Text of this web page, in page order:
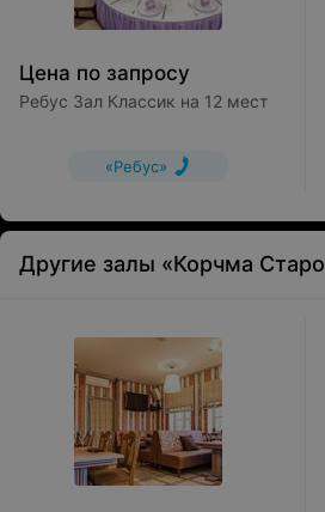
Цена по запросу
Ребус Зал Классик на 12 мест
«Ребус»
Другие залы «Корчма